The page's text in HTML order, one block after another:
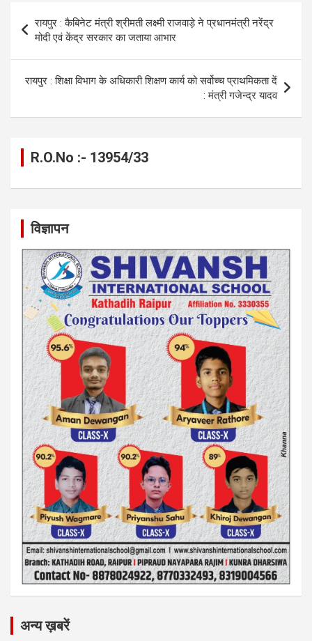
o
o
k
g
er
A
p
p
a
m
n
navigation
रायपुर : कैबिनेट मंत्री श्रीमती लक्ष्मी राजवाड़े ने प्रधानमंत्री नरेंद्र
मोदी एवं केंद्र सरकार का जताया आभार
रायपुर : शिक्षा विभाग के अधिकारी शिक्षण कार्य को सर्वोच्च प्राथमिकता दें
: मंत्री गजेन्द्र यादव
R.O.No :- 13954/33
विज्ञापन
अन्य ख़बरें